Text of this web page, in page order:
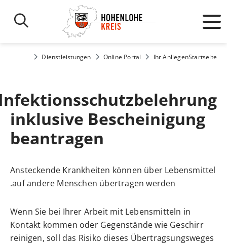
Startseite
Ihr Anliegen
Online Portal
Dienstleistungen
Infektionsschutzbelehrung
inklusive Bescheinigung
beantragen
Ansteckende Krankheiten können über Lebensmittel
auf andere Menschen übertragen werden.
Wenn Sie bei Ihrer Arbeit mit Lebensmitteln in
Kontakt kommen oder Gegenstände wie Geschirr
reinigen, soll das Risiko dieses Übertragsungsweges